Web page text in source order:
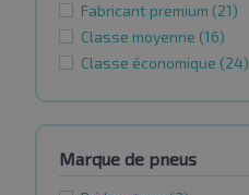
Fabricant premium (21)
Classe moyenne (16)
Classe économique (24)
Marque de pneus